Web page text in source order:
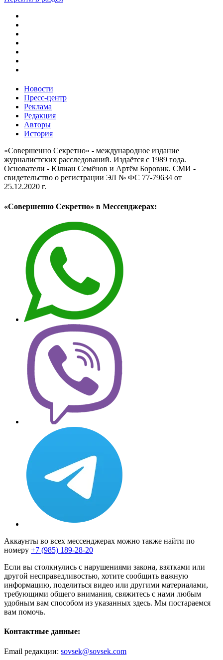
Новости
Пресс-центр
Реклама
Редакция
Авторы
История
«Совершенно Секретно» - международное издание
журналистских расследований. Издаётся с 1989 года.
Основатели - Юлиан Семёнов и Артём Боровик. CМИ -
свидетельство о регистрации ЭЛ № ФС 77-79634 от
25.12.2020 г.
«Совершенно Секретно» в Мессенджерах:
Аккаунты во всех мессенджерах можно также найти по
номеру +7 (985) 189-28-20
Если вы столкнулись с нарушениями закона, взятками или
другой несправедливостью, хотите сообщить важную
информацию, поделиться видео или другими материалами,
требующими общего внимания, свяжитесь с нами любым
удобным вам способом из указанных здесь. Мы постараемся
вам помочь.
Контактные данные:
Email редакции: sovsek@sovsek.com